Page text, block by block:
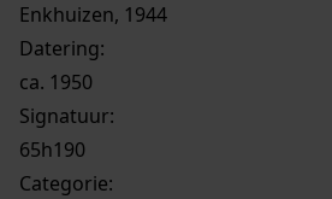
Enkhuizen, 1944
Datering:
ca. 1950
Signatuur:
65h190
Categorie: